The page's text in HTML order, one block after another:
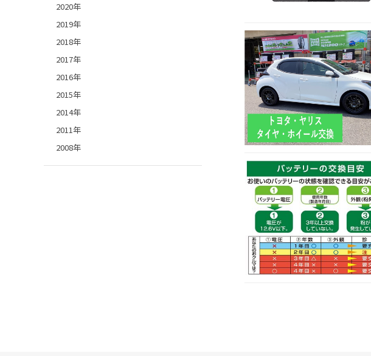
2020年
2019年
2018年
2017年
2016年
2015年
2014年
2011年
2008年